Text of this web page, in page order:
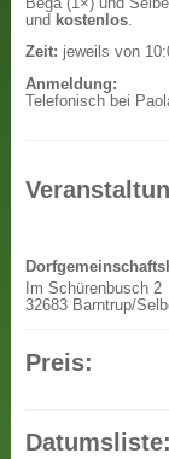
und kostenlos
Zeit: jeweils von
Anmeldung:
Telefonisch bei
Im Schürenbusch 2
32683 Barntrup/
Preis:
Datumsliste: